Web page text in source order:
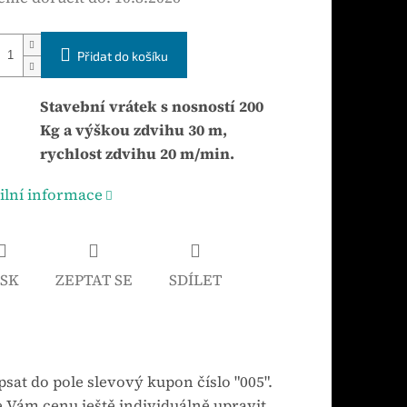
Přidat do košíku
Stavební vrátek s nosností 200
Kg a výškou zdvihu 30 m,
rychlost zdvihu 20 m/min.
informace
ZEPTAT SE SDÍLET
do pole slevový kupon číslo "005".